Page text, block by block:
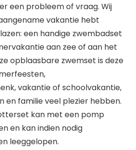
een probleem of vraag. Wij
vakantie hebt
een handige zwembadset
aan zee of aan het
opblaasbare zwemset is deze
vakantie of schoolvakantie,
en familie veel plezier hebben.
kan met een pomp
en kan indien nodig
leeggelopen.